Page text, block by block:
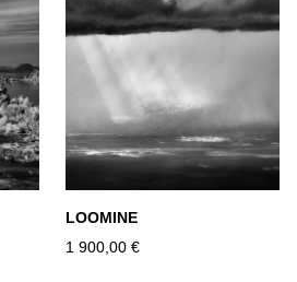
LOOMINE
1 900,00 €